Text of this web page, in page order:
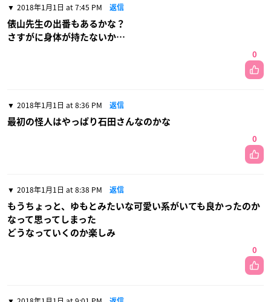
2018年1月1日 at 7:45 PM 返信
俵山先生の出番もあるかな？
さすがに身体が持たないか…
0
2018年1月1日 at 8:36 PM 返信
最初の怪人はやっぱり石田さんなのかな
0
2018年1月1日 at 8:38 PM 返信
もうちょっと、ゆもとみたいな可愛い系がいても良かったのか
なって思ってしまった
どうなっていくのか楽しみ
0